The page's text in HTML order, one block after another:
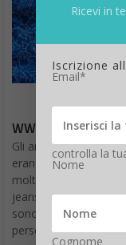
WWDC 2019 i
Gli anni scorsi i
erano giacche Levi’s
molto più versatili,
jeans. Le giacche
sono double face.
personalizzato
Ricevi in
Iscrizione
Email*
controlla la
Nome
Cognome